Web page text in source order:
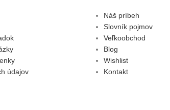
údajov
Náš príbeh
Slovník pojmov
Veľkoobchod
Blog
Wishlist
Kontakt